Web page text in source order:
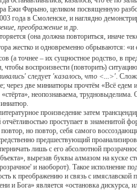
Ежи Фарыно, целиком посвященную
года в Смоленске, и наглядно
, преображение и др.
(она должна повториться, иначе
жестко и одновременно обрываются:
(а точнее – их сущностное родство, в
чтобы воспроизвести (повторить)
следует 'казалось, что <...>'.
две миниатюры прочтём «Всё едем
неопознаваема,
произведение затем
проступает в знаменитой
повтор, но повтор, себя самого
предшествующий
лишь с его абсолютной
вырезав буквы алмазом на
и наоборот). Такое исполнение
к преображению и связь с
и Бога» является «остановка